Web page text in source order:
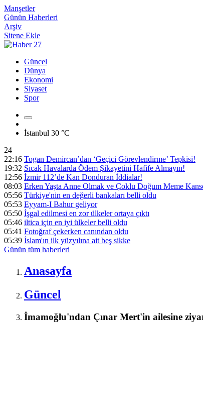
Manşetler
Günün Haberleri
Arşiv
Sitene Ekle
Güncel
Dünya
Ekonomi
Siyaset
Spor
İstanbul 30 °C
24
22:16 Togan Demircan’dan ‘Geçici Görevlendirme’ Tepkisi!
19:32 Sıcak Havalarda Ödem Şikayetini Hafife Almayın!
12:56 İzmir 112’de Kan Donduran İddialar!
08:03 Erken Yaşta Anne Olmak ve Çoklu Doğum Meme
05:56 Türkiye'nin en değerli bankaları belli oldu
05:53 Eyyam-I Bahur geliyor
05:50 İşgal edilmesi en zor ülkeler ortaya çıktı
05:46 iltica için en iyi ülkeler belli oldu
05:41 Fotoğraf çekerken canından oldu
05:39 İslam'ın ilk yüzyılına ait beş sikke
Günün tüm haberleri
Anasayfa
Güncel
İmamoğlu'ndan Çınar Mert'in ailesine